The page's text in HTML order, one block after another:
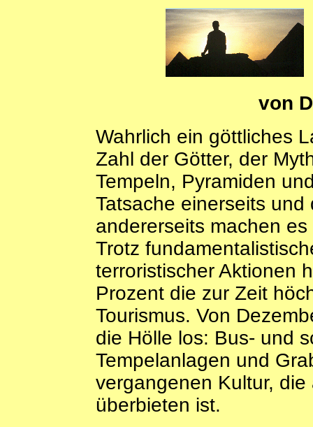
von
Wahrlich ein göttliches
Zahl der Götter, der
Tempeln, Pyramiden
Tatsache einerseits
andererseits machen
Trotz
terroristischer Aktionen
Prozent die zur Zeit
Tourismus. Von
die Hölle los: Bus- und
Tempelanlagen und
vergangenen Kultur,
überbieten ist.